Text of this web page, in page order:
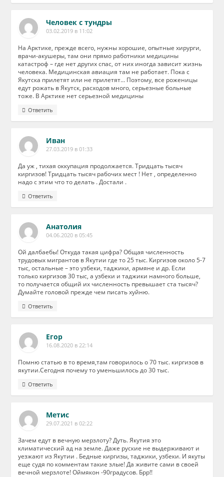
Человек с тундры
03.02.2019 в 11:02
На Арктике, прежде всего, нужны хорошие, опытные хирурги,
врачи-акушеры, там они прямо работники медицины
катастроф – где нет других спас, от них иногда зависит жизнь
человека. Медицинская авиация там не работает. Пока с
Якутска прилетят или не прилетят… Поэтому, все роженицы
едут рожать в Якутск, расходов много, серьезные больные
тоже. В Арктике нет серьезной медицины
Ответить
Иван
27.03.2019 в 01:33
Да уж , тихая оккупация продолжается. Тридцать тысяч
киргизов! Тридцать тысяч рабочих мест ! Нет , определенно
надо с этим что то делать . Достали .
Ответить
Анатолия
04.06.2020 в 05:45
Ой далбаебы! Откуда такая цифра? Общая численность
трудовых мигрантов в Якутии где то 25 тыс. Киргизов около 5-7
тыс, остальные – это узбеки, таджики, армяне и др. Если
только киргизов 30 тыс, а узбеки и таджики намного больше,
то получается общий их численность превышает ста тысяч?
Думайте головой прежде чем писать хуйню.
Ответить
Егор
16.08.2020 в 22:14
Помню статью в то время,там говорилось о 70 тыс. киргизов в
якутии.Сегодня почему то уменьшилось до 30 тыс.
Ответить
Метис
29.07.2021 в 02:22
Зачем едут в вечную мерзлоту? Дуть. Якутия это
климатический ад на земле. Даже руские не выдерживают и
уезжают из Якутии . Бедные киргизы, таджики, узбеки. И якуты
еще судя по комментам такие злые! Да живите сами в своей
вечной мерзлоте! Оймякон -90градусов. Брр!!